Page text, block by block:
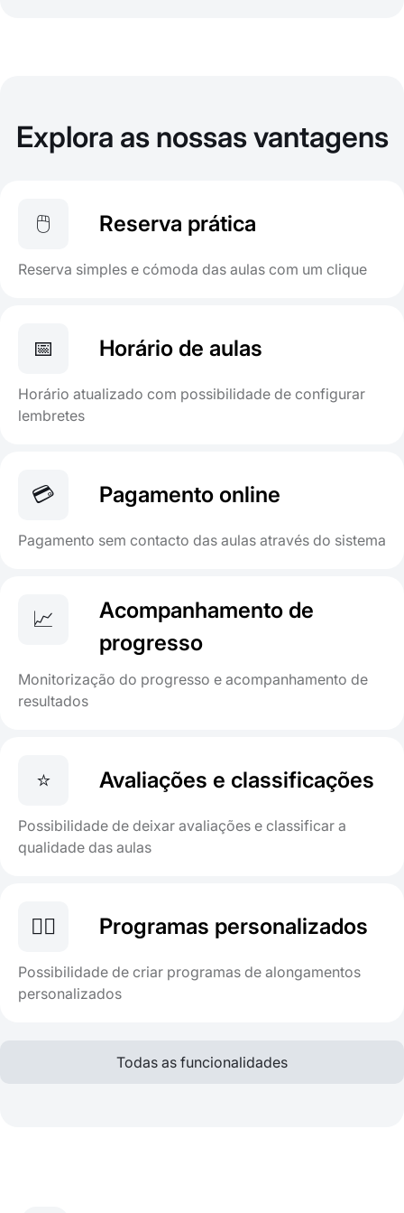
Explora as nossas vantagens
🖱️ Reserva prática
Reserva simples e cómoda das aulas com um clique
📅 Horário de aulas
Horário atualizado com possibilidade de configurar
lembretes
💳 Pagamento online
Pagamento sem contacto das aulas através do sistema
📈
Acompanhamento de
progresso
Monitorização do progresso e acompanhamento de
resultados
⭐ Avaliações e classificações
Possibilidade de deixar avaliações e classificar a
qualidade das aulas
🤸‍♂️ Programas personalizados
Possibilidade de criar programas de alongamentos
personalizados
Todas as funcionalidades